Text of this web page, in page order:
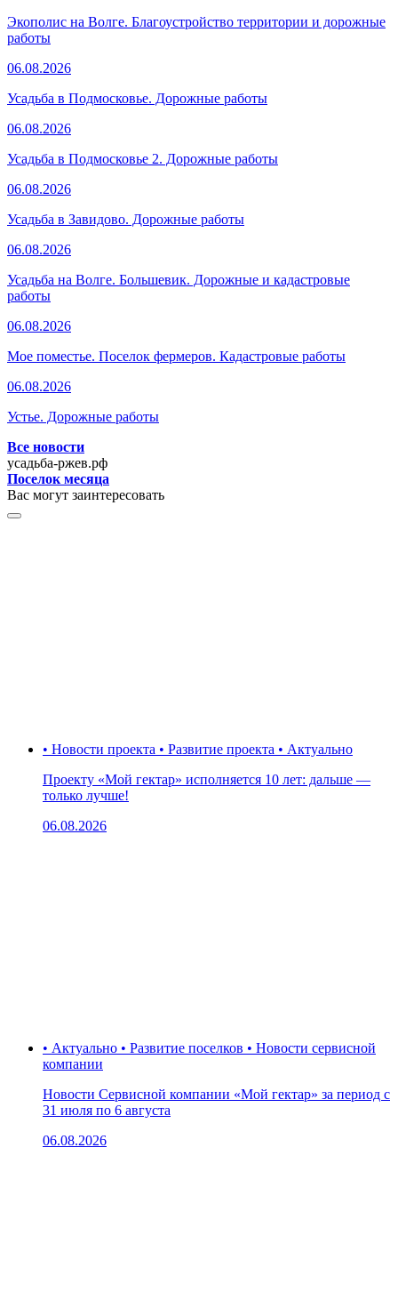
Экополис на Волге. Благоустройство территории и дорожные
работы
06.08.2026
Усадьба в Подмосковье. Дорожные работы
06.08.2026
Усадьба в Подмосковье 2. Дорожные работы
06.08.2026
Усадьба в Завидово. Дорожные работы
06.08.2026
Усадьба на Волге. Большевик. Дорожные и кадастровые
работы
06.08.2026
Мое поместье. Поселок фермеров. Кадастровые работы
06.08.2026
Устье. Дорожные работы
Все новости
усадьба-ржев.рф
Поселок месяца
Вас могут заинтересовать
• Новости проекта • Развитие проекта • Актуально
Проекту «Мой гектар» исполняется 10 лет: дальше —
только лучше!
06.08.2026
• Актуально • Развитие поселков • Новости сервисной
компании
Новости Сервисной компании «Мой гектар» за период с
31 июля по 6 августа
06.08.2026